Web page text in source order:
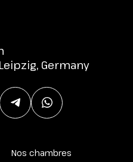
Germany
Nos chambres